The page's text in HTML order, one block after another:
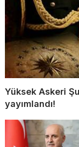
Yüksek Askeri
yayımlandı!